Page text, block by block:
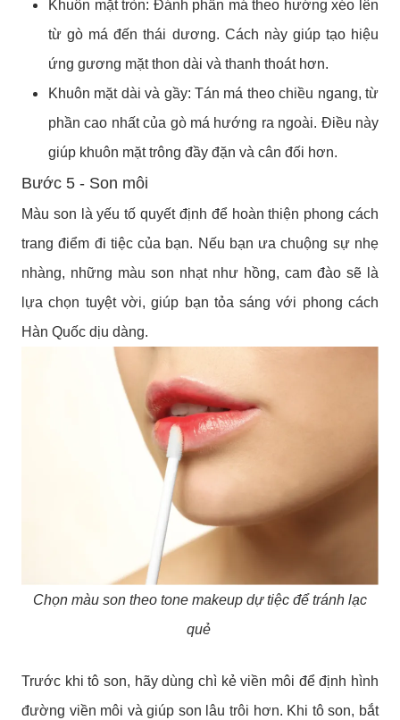
Khuôn mặt tròn: Đánh phấn má theo hướng xéo lên
từ gò má đến thái dương. Cách này giúp tạo hiệu
ứng gương mặt thon dài và thanh thoát hơn.
Khuôn mặt dài và gầy: Tán má theo chiều ngang, từ
phần cao nhất của gò má hướng ra ngoài. Điều này
giúp khuôn mặt trông đầy đặn và cân đối hơn.
Bước 5 - Son môi
Màu son là yếu tố quyết định để hoàn thiện phong cách
trang điểm đi tiệc của bạn. Nếu bạn ưa chuộng sự nhẹ
nhàng, những màu son nhạt như hồng, cam đào sẽ là
lựa chọn tuyệt vời, giúp bạn tỏa sáng với phong cách
Hàn Quốc dịu dàng.
Chọn màu son theo tone makeup dự tiệc để tránh lạc
quẻ
Trước khi tô son, hãy dùng chì kẻ viền môi để định hình
đường viền môi và giúp son lâu trôi hơn. Khi tô son, bắt